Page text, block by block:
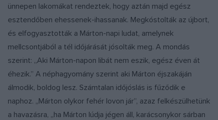
ünnepen lakomákat rendeztek, hogy aztán majd egész
esztendőben ehessenek-ihassanak. Megkóstolták az újbort,
és elfogyasztották a Márton-napi ludat, amelynek
mellcsontjából a tél időjárását jósolták meg. A mondás
szerint: „Aki Márton-napon libát nem eszik, egész éven át
éhezik.” A néphagyomány szerint aki Márton éjszakáján
álmodik, boldog lesz. Számtalan időjóslás is fűződik e
naphoz. „Márton olykor fehér lovon jár”, azaz felkészülhetünk
a havazásra, „ha Márton lúdja jégen áll, karácsonykor sárban